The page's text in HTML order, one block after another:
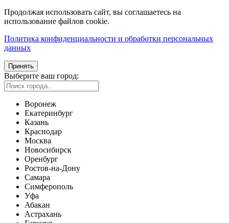
Продолжая использовать сайт, вы соглашаетесь на
использование файлов cookie.
Политика конфиденциальности и обработки персональных
данных
Принять
Выберите ваш город:
Воронеж
Екатеринбург
Казань
Краснодар
Москва
Новосибирск
Оренбург
Ростов-на-Дону
Самара
Симферополь
Уфа
Абакан
Астрахань